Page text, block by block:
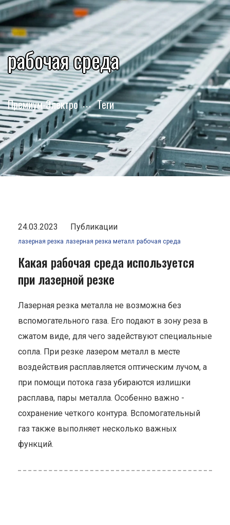
рабочая среда
Премиум-Электро Теги
24.03.2023 Публикации
лазерная резка лазерная резка металл рабочая среда
Какая рабочая среда используется
при лазерной резке
Лазерная резка металла не возможна без
вспомогательного газа. Его подают в зону реза в
сжатом виде, для чего задействуют специальные
сопла. При резке лазером металл в месте
воздействия расплавляется оптическим лучом, а
при помощи потока газа убираются излишки
расплава, пары металла. Особенно важно -
сохранение четкого контура. Вспомогательный
газ также выполняет несколько важных
функций.